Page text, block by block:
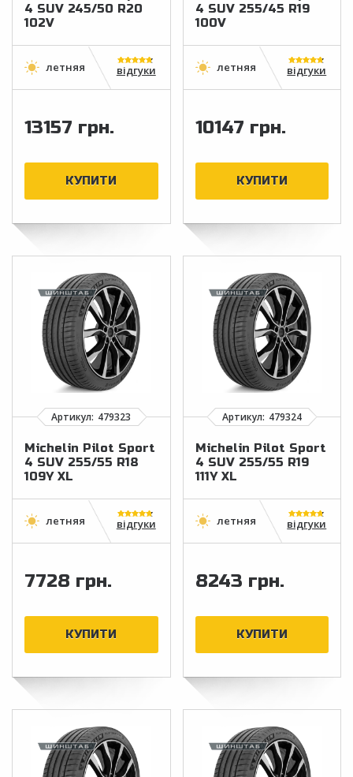
4 SUV 245/50 R20
102V
відгуки
13157 грн.
4 SUV 255/45 R19
100V
відгуки
10147 грн.
Michelin Pilot Sport
4 SUV 255/55 R18
109Y XL
відгуки
7728 грн.
Michelin Pilot Sport
4 SUV 255/55 R19
111Y XL
відгуки
8243 грн.